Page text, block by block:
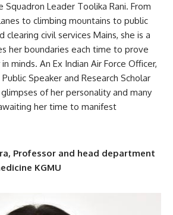
Squadron Leader Toolika Rani. From
to climbing mountains to public
clearing civil services Mains, she is a
her boundaries each time to prove
minds. An Ex Indian Air Force Officer,
Speaker and Research Scholar
of her personality and many
her time to manifest
Professor and head department
KGMU